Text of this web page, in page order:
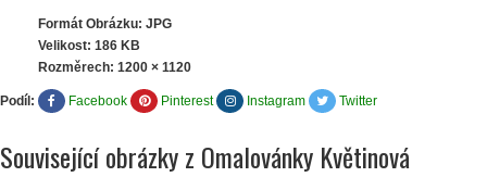
Formát Obrázku: JPG
Velikost: 186 KB
Rozměrech: 1200 × 1120
Podíl: Facebook Pinterest Instagram Twitter
Související obrázky z Omalovánky Květinová